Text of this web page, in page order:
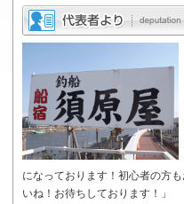
になっております！初心者の方
いね！お待ちしております！」